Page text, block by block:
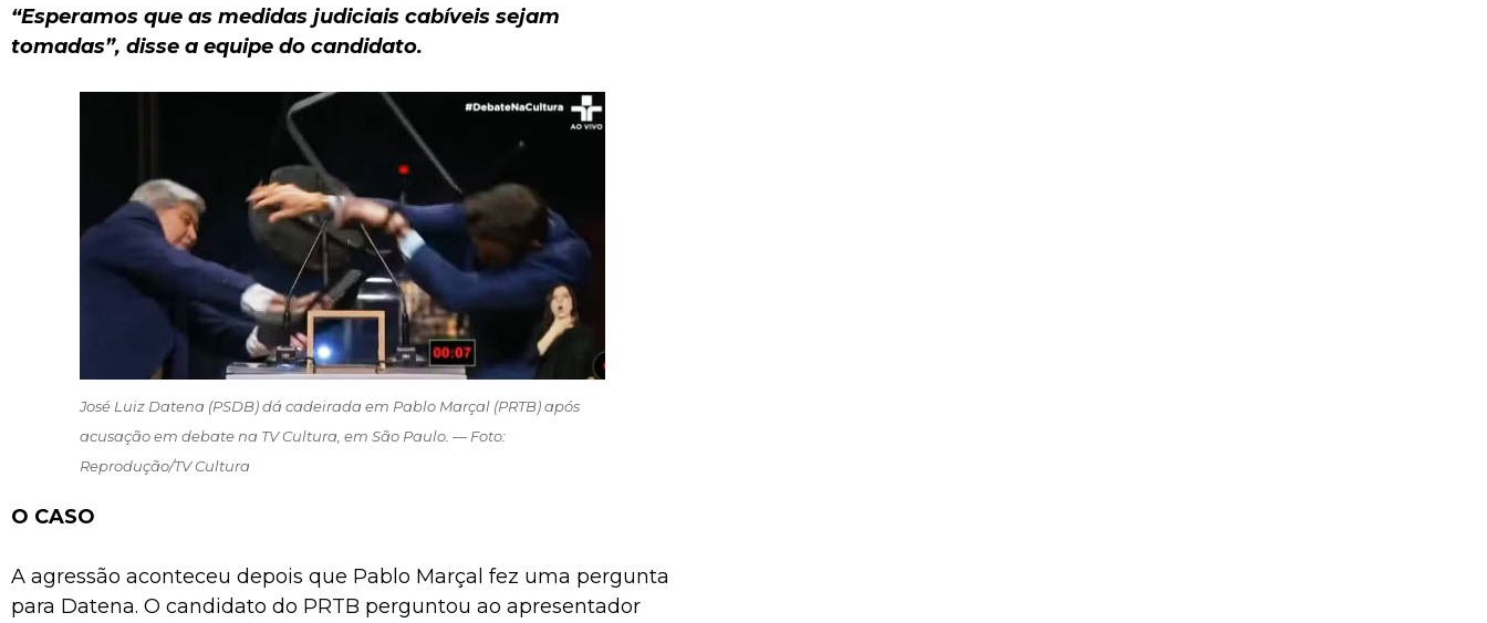
“Esperamos que as medidas judiciais cabíveis sejam
tomadas”, disse a equipe do candidato.
José Luiz Datena (PSDB) dá cadeirada em Pablo Marçal (PRTB) após
acusação em debate na TV Cultura, em São Paulo. — Foto:
Reprodução/TV Cultura
O CASO
A agressão aconteceu depois que Pablo Marçal fez uma pergunta
para Datena. O candidato do PRTB perguntou ao apresentador